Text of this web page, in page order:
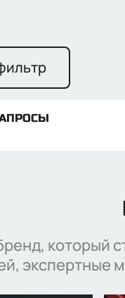
который
экспертные